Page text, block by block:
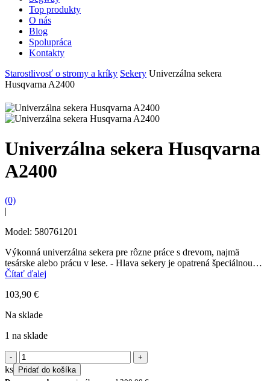
Top produkty
O nás
Blog
Spolupráca
Kontakty
Starostlivosť o stromy a kríky Sekery Univerzálna sekera
Husqvarna A2400
Univerzálna sekera Husqvarna
A2400
(0)
|
Model: 580761201
Výkonná univerzálna sekera pre rôzne práce s drevom, najmä
tesárske alebo prácu v lese. - Hlava sekery je opatrená špeciálnou
nepriľnavou vrstvou pre zníženie trenia...
Čítať ďalej
103,90 €
Na sklade
1 na sklade
množstvo
Univerzálna
sekera
ks
Pridať do košíka